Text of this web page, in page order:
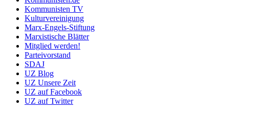
Kommunisten TV
Kulturvereinigung
Marx-Engels-Stiftung
Marxistische Blätter
Mitglied werden!
Parteivorstand
SDAJ
UZ Blog
UZ Unsere Zeit
UZ auf Facebook
UZ auf Twitter